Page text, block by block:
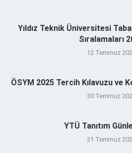
Yıldız Teknik Üniversitesi
Sıralamaları
12 Temmuz
ÖSYM 2025 Tercih Kılavuzu ve
30 Temmuz
YTÜ Tanıtım
21 Temmuz